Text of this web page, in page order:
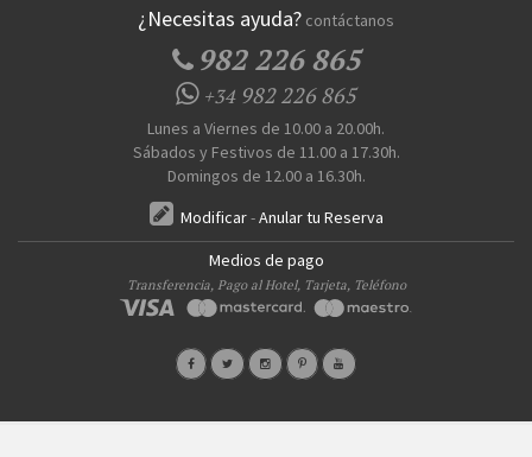
¿Necesitas ayuda? contáctanos
982 226 865
+34982 226 865
Lunes a Viernes de 10.00 a 20.00h.
Sábados y Festivos de 11.00 a 17.30h.
Domingos de 12.00 a 16.30h.
Modificar-Anular tu Reserva
Medios de pago
Transferencia, Pago al Hotel, Tarjeta, Teléfono